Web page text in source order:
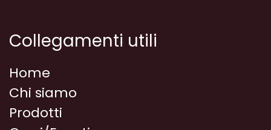
Collegamenti utili
Home
Chi siamo
Prodotti